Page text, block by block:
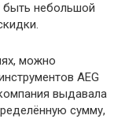
быть небольшой
можно
AEG
выдавала
сумму,